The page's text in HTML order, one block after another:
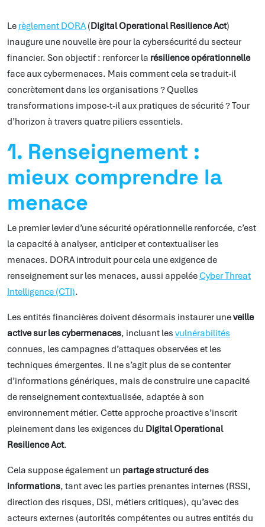
Le règlement DORA(Digital Operational Resilience Act)
inaugure une nouvelle ère pour la cybersécurité du secteur
financier. Son objectif : renforcer la résilience opérationnelle
face aux cybermenaces. Mais comment cela se traduit-il
concrètement dans les organisations ? Quelles
transformations impose-t-il aux pratiques de sécurité ? Tour
d’horizon à travers quatre piliers essentiels.
1. Renseignement :
mieux comprendre la
menace
Le premier levier d’une sécurité opérationnelle renforcée, c’est
la capacité à analyser, anticiper et contextualiser les
menaces. DORA introduit pour cela une exigence de
renseignement sur les menaces, aussi appeléeCyber Threat
Intelligence (CTI).
Les entités financières doivent désormais instaurer uneveille
active sur les cybermenaces, incluant les vulnérabilités
connues, les campagnes d’attaques observées et les
techniques émergentes. Il ne s’agit plus de se contenter
d’informations génériques, mais de construire une capacité
de renseignement contextualisée, adaptée à son
environnement métier. Cette approche proactive s’inscrit
pleinement dans les exigences du Digital Operational
Resilience Act.
Cela suppose également un partage structuré des
informations, tant avec les parties prenantes internes (RSSI,
direction des risques, DSI, métiers critiques), qu’avec des
acteurs externes (autorités compétentes ou autres entités du